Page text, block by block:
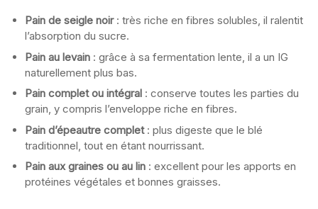
Pain de seigle noir: très riche en fibres solubles, il ralentit
l’absorption du sucre.
Pain au levain : grâce à sa fermentation lente, il a un IG
naturellement plus bas.
Pain complet ou intégral : conserve toutes les parties du
grain, y compris l’enveloppe riche en fibres.
Pain d’épeautre complet: plus digeste que le blé
traditionnel, tout en étant nourrissant.
Pain aux graines ou au lin : excellent pour les apports en
protéines végétales et bonnes graisses.